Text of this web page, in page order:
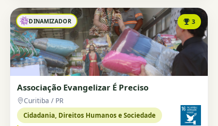
DINAMIZADOR 3
Associação Evangelizar É Preciso
Curitiba / PR
Cidadania, Direitos Humanos e Sociedade